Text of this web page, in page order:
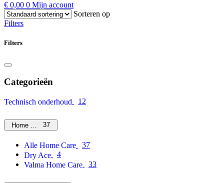
€ 0,00 0 Mijn account
Sorteren op
Filters
Filters
Categorieën
Technisch onderhoud 12
Home Care37
Alle Home Care
37
Dry Ace
4
Valma Home Care
33